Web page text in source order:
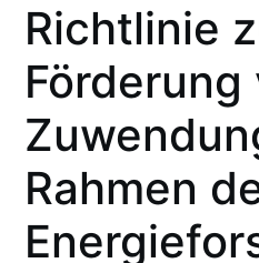
Richtlinie
Förderung
Rahmen